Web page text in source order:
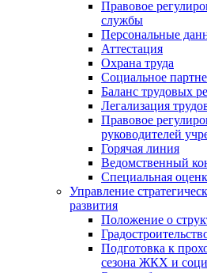
Правовое
службы
Персональные
Аттестация
Охрана труда
Социальное
Баланс трудовых
Легализация
Правовое
руководителей
Горячая линия
Ведомственный
Специальная
Управление
развития
Положение о
Подготовка к
сезона ЖКХ и